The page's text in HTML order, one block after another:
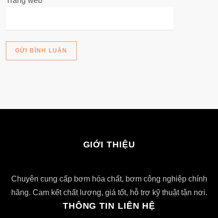
GIỚI THIỆU
Chuyên cung cấp bơm hóa chất, bơm công nghiệp chính
hãng. Cam kết chất lượng, giá tốt, hỗ trợ kỹ thuật tận nơi.
THÔNG TIN LIÊN HỆ